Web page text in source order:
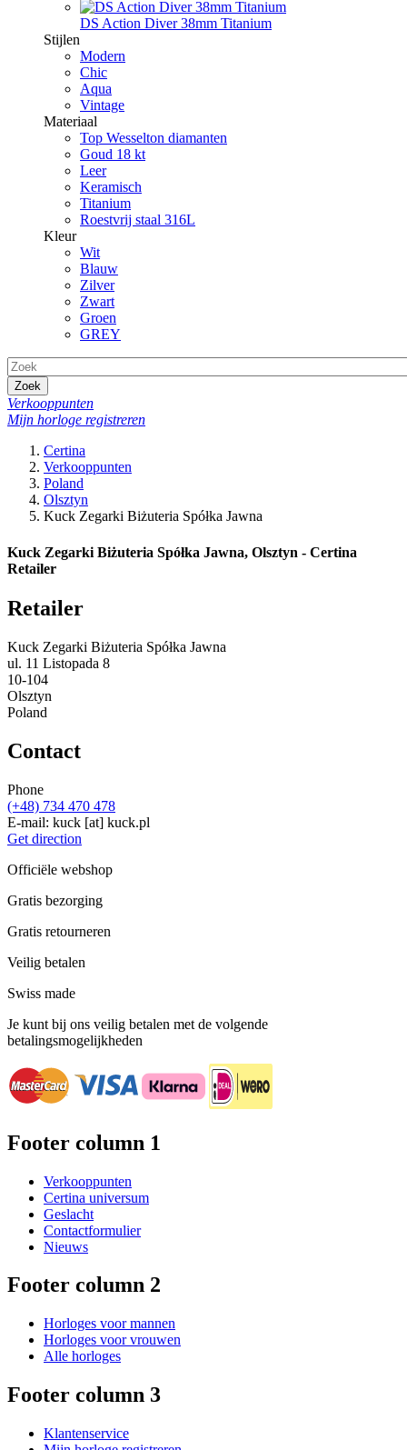
DS Action Diver 38mm Titanium
Stijlen
Modern
Chic
Aqua
Vintage
Materiaal
Top Wesselton diamanten
Goud 18 kt
Leer
Keramisch
Titanium
Roestvrij staal 316L
Kleur
Wit
Blauw
Zilver
Zwart
Groen
GREY
Zoek
Verkooppunten
Mijn horloge registreren
Certina
Verkooppunten
Poland
Olsztyn
Kuck Zegarki Biżuteria Spółka Jawna
Kuck Zegarki Biżuteria Spółka Jawna, Olsztyn - Certina
Retailer
Retailer
Kuck Zegarki Biżuteria Spółka Jawna
ul. 11 Listopada 8
10-104
Olsztyn
Poland
Contact
Phone
(+48) 734 470 478
E-mail: kuck [at] kuck.pl
Get direction
Officiële webshop
Gratis bezorging
Gratis retourneren
Veilig betalen
Swiss made
Je kunt bij ons veilig betalen met de volgende
betalingsmogelijkheden
Footer column 1
Verkooppunten
Certina universum
Geslacht
Contactformulier
Nieuws
Footer column 2
Horloges voor mannen
Horloges voor vrouwen
Alle horloges
Footer column 3
Klantenservice